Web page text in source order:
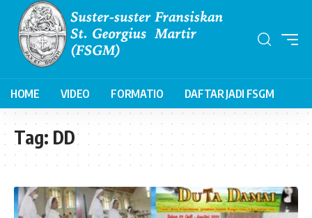
HOME VIDEO FORMATIO DAFTAR JADI FSGM
Tag: DD